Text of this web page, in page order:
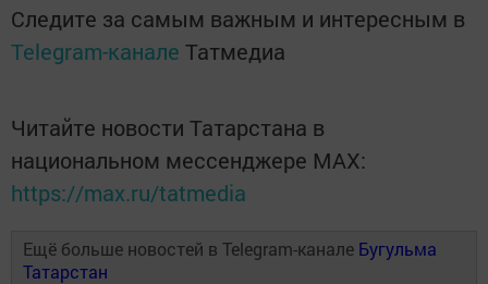
Следите за самым важным и интересным в
Telegram-канале Татмедиа
Читайте новости Татарстана в
национальном мессенджере MАХ:
https://max.ru/tatmedia
Ещё больше новостей в Telegram-канале Бугульма
Татарстан